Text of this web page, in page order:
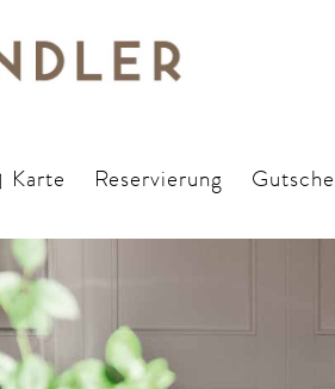
Karte Reservierung